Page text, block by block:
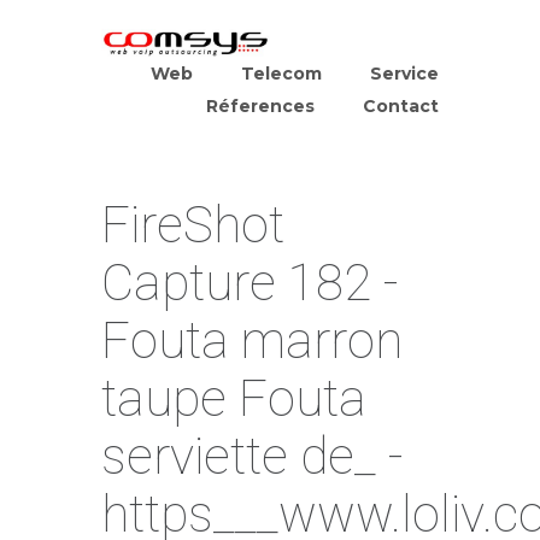
Web Telecom
Service
Réferences
Contact
FireShot
Capture 182 -
Fouta marron
taupe Fouta
serviette de_ -